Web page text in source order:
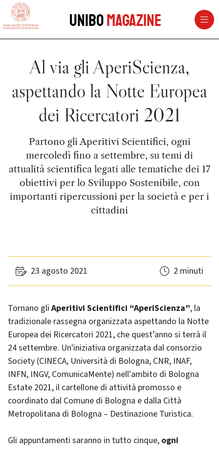
vai al contenuto della pagina
UniboMagazine
Al via gli AperiScienza,
aspettando la Notte Europea
dei Ricercatori 2021
Partono gli Aperitivi Scientifici, ogni
mercoledì fino a settembre, su temi di
attualità scientifica legati alle tematiche dei 17
obiettivi per lo Sviluppo Sostenibile, con
importanti ripercussioni per la società e per i
cittadini
23 agosto 2021 2 minuti
Tornano gliAperitivi Scientifici “AperiScienza”, la
tradizionale rassegna organizzata aspettando la Notte
Europea dei Ricercatori 2021, che quest’anno si terrà il
24 settembre. Un'iniziativa organizzata dal consorzio
Society (CINECA, Università di Bologna, CNR, INAF,
INFN, INGV, ComunicaMente) nell'ambito di Bologna
Estate 2021, il cartellone di attività promosso e
coordinato dal Comune di Bologna e dalla Città
Metropolitana di Bologna – Destinazione Turistica.
Gli appuntamenti saranno in tutto cinque, ogni